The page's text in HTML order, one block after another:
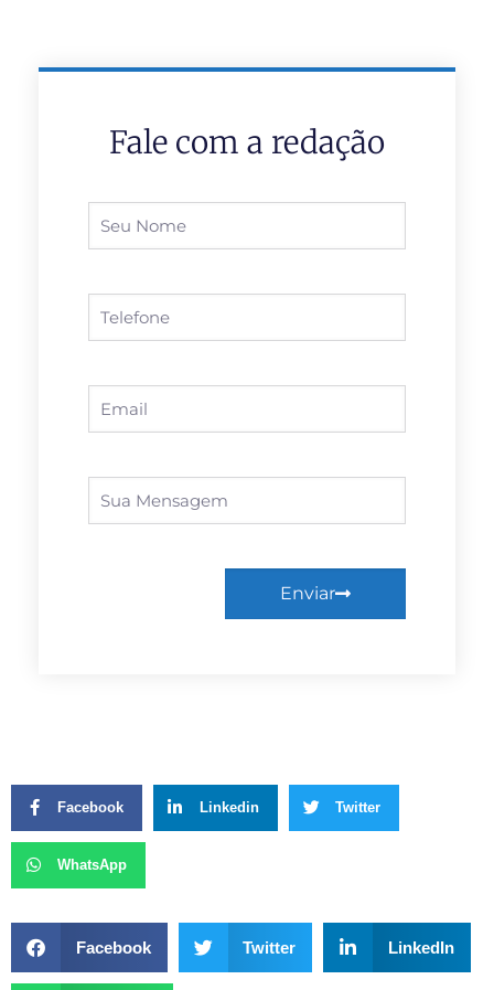
Fale com a redação
Enviar
Facebook Linkedin Twitter
WhatsApp
Facebook Twitter LinkedIn